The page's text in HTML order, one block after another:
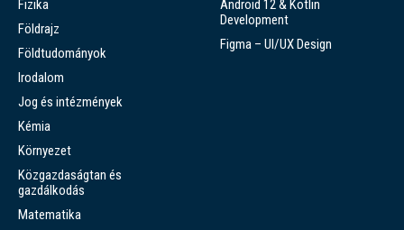
Fizika
Földrajz
Földtudományok
Irodalom
Jog és intézmények
Kémia
Környezet
Közgazdaságtan és
gazdálkodás
Matematika
Android 12 & Kotlin
Development
Figma – UI/UX Design